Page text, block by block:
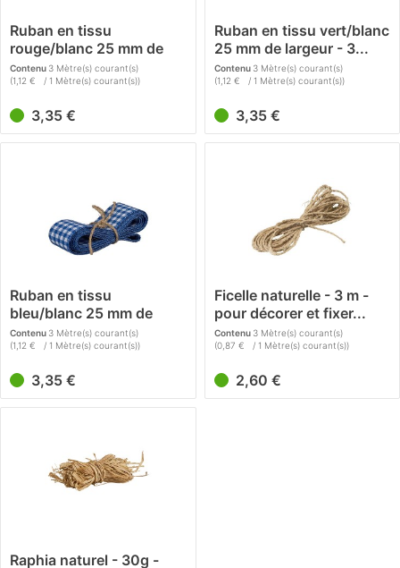
Ruban en tissu
rouge/blanc 25 mm de
largeur - 3...
Contenu 3 Mètre(s) courant(s)
(1,12 € / 1 Mètre(s) courant(s))
3,35 €
Ruban en tissu vert/blanc
25 mm de largeur - 3...
Contenu 3 Mètre(s) courant(s)
(1,12 € / 1 Mètre(s) courant(s))
3,35 €
Ruban en tissu
bleu/blanc 25 mm de
largeur - 3...
Contenu 3 Mètre(s) courant(s)
(1,12 € / 1 Mètre(s) courant(s))
3,35 €
Ficelle naturelle - 3 m -
pour décorer et fixer...
Contenu 3 Mètre(s) courant(s)
(0,87 € / 1 Mètre(s) courant(s))
2,60 €
Raphia naturel - 30g -